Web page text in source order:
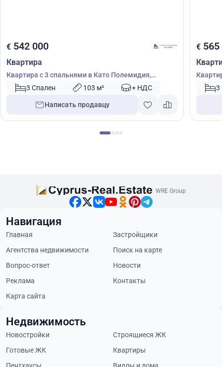
€ 542 000
Квартира
Квартира с 3 спальнями в Като Полемидия,
Лимасол, Кипр № 51516
3 Спален 103 м² + НДС
Написать продавцу
€
3
WRE Group
Навигация
Главная
Застройщики
Агентства недвижимости
Поиск на карте
Вопрос-ответ
Новости
Реклама
Контакты
Карта сайта
Недвижимость
Новостройки
Строящиеся ЖК
Готовые ЖК
Квартиры